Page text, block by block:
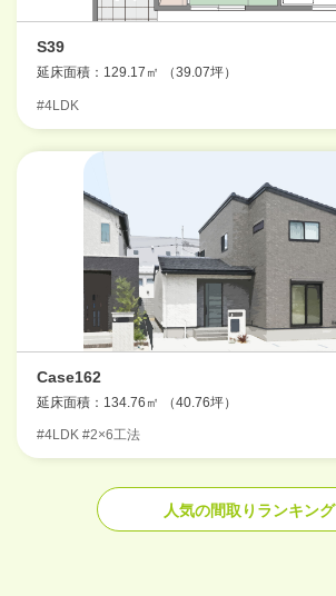
S39
延床面積：129.17㎡ （39.07坪）
#4LDK
Case162
延床面積：134.76㎡ （40.76坪）
#4LDK #2×6工法
人気の間取りランキング